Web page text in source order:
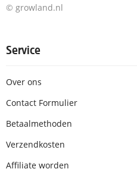
© growland.nl
Service
Over ons
Contact Formulier
Betaalmethoden
Verzendkosten
Affiliate worden